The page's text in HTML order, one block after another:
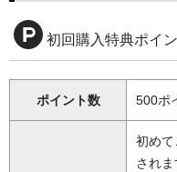
初回購入特典ポイ
ポイント数 500ポ
初め
され